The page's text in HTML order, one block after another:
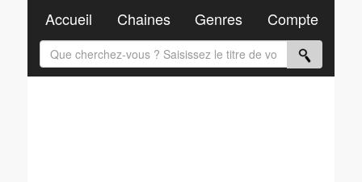
Accueil Chaines Genres Compte